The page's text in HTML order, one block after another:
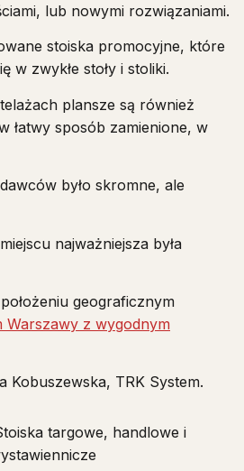
lub nowymi rozwiązaniami.
stoiska promocyjne, które
w zwykłe stoły i stoliki.
plansze są również
łatwy sposób zamienione, w
było skromne, ale
najważniejsza była
geograficznym
Warszawy z wygodnym
Kobuszewska, TRK System.
targowe, handlowe i